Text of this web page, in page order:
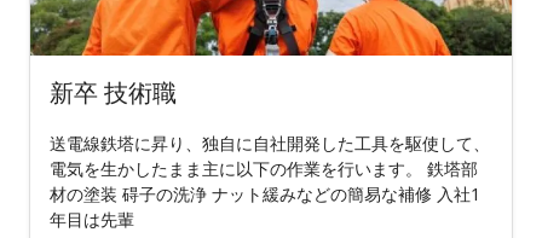
新卒 技術職
送電線鉄塔に昇り、独自に自社開発した工具を駆使して、
電気を生かしたまま主に以下の作業を行います。 鉄塔部
材の塗装 碍子の洗浄 ナット緩みなどの簡易な補修 入社1
年目は先輩